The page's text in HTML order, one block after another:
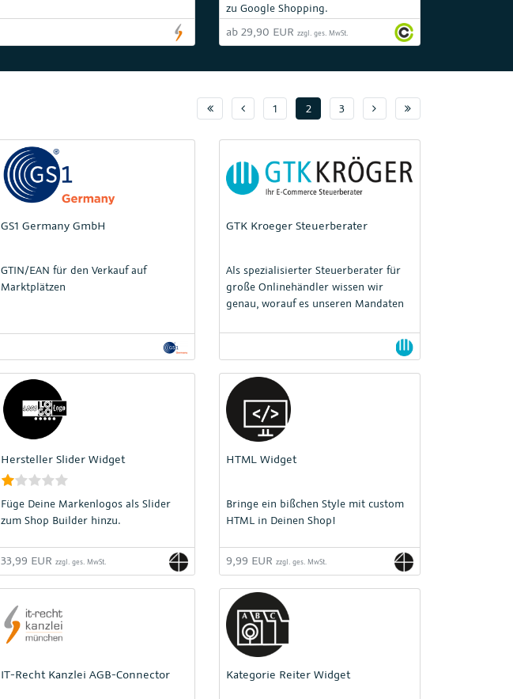
dem neuesten Stand.
zu Google Shopping.
ab 29,90 EUR zzgl. ges. MwSt.
Seite 1Vorherige Seite
1 2 3 Nächste SeiteSeite :pageMax
GS1 Germany GmbH
GTIN/EAN für den Verkauf auf
Marktplätzen
GTK Kroeger Steuerberater
Als spezialisierter Steuerberater für
große Onlinehändler wissen wir
genau, worauf es unseren Mandaten
in Deutschland führenden Kanzleien
Hersteller Slider Widget
Füge Deine Markenlogos als Slider
zum Shop Builder hinzu.
33,99 EUR zzgl. ges. MwSt.
HTML Widget
Bringe ein bißchen Style mit custom
HTML in Deinen Shop!
9,99 EUR zzgl. ges. MwSt.
IT-Recht Kanzlei AGB-Connector Kategorie Reiter Widget